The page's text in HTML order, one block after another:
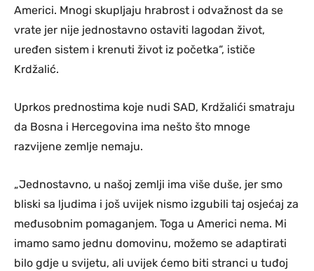
Americi. Mnogi skupljaju hrabrost i odvažnost da se
vrate jer nije jednostavno ostaviti lagodan život,
uređen sistem i krenuti život iz početka“, ističe
Krdžalić.
Uprkos prednostima koje nudi SAD, Krdžalići smatraju
da Bosna i Hercegovina ima nešto što mnoge
razvijene zemlje nemaju.
„Jednostavno, u našoj zemlji ima više duše, jer smo
bliski sa ljudima i još uvijek nismo izgubili taj osjećaj za
međusobnim pomaganjem. Toga u Americi nema. Mi
imamo samo jednu domovinu, možemo se adaptirati
bilo gdje u svijetu, ali uvijek ćemo biti stranci u tuđoj